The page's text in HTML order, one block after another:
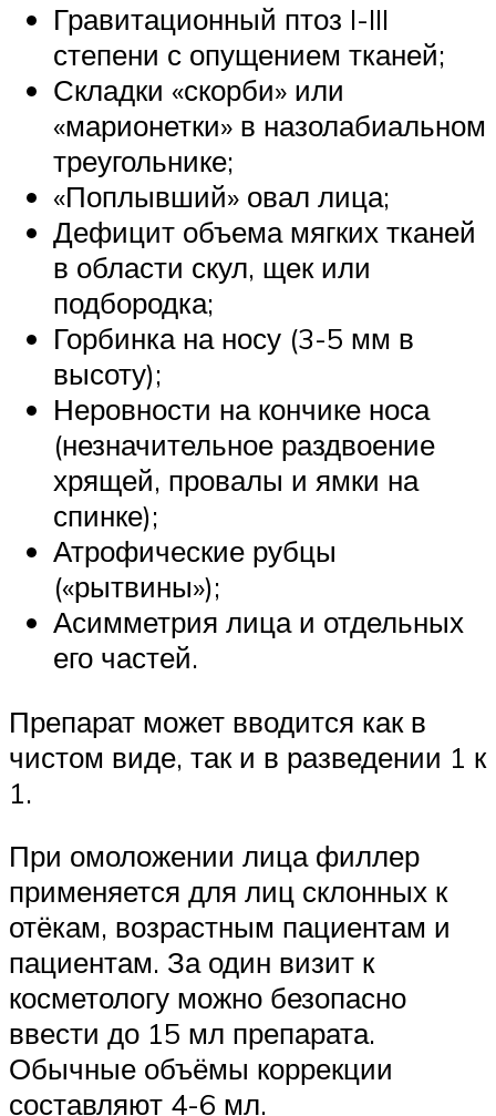
Гравитационный птоз I-III
степени с опущением тканей;
Складки «скорби» или
«марионетки» в назолабиальном
треугольнике;
«Поплывший» овал лица;
Дефицит объема мягких тканей
в области скул, щек или
подбородка;
Горбинка на носу (3-5 мм в
высоту);
Неровности на кончике носа
(незначительное раздвоение
хрящей, провалы и ямки на
спинке);
Атрофические рубцы
(«рытвины»);
Асимметрия лица и отдельных
его частей.
Препарат может вводится как в
чистом виде, так и в разведении 1 к
1.
При омоложении лица филлер
применяется для лиц склонных к
отёкам, возрастным пациентам и
пациентам. За один визит к
косметологу можно безопасно
ввести до 15 мл препарата.
Обычные объёмы коррекции
составляют 4-6 мл.